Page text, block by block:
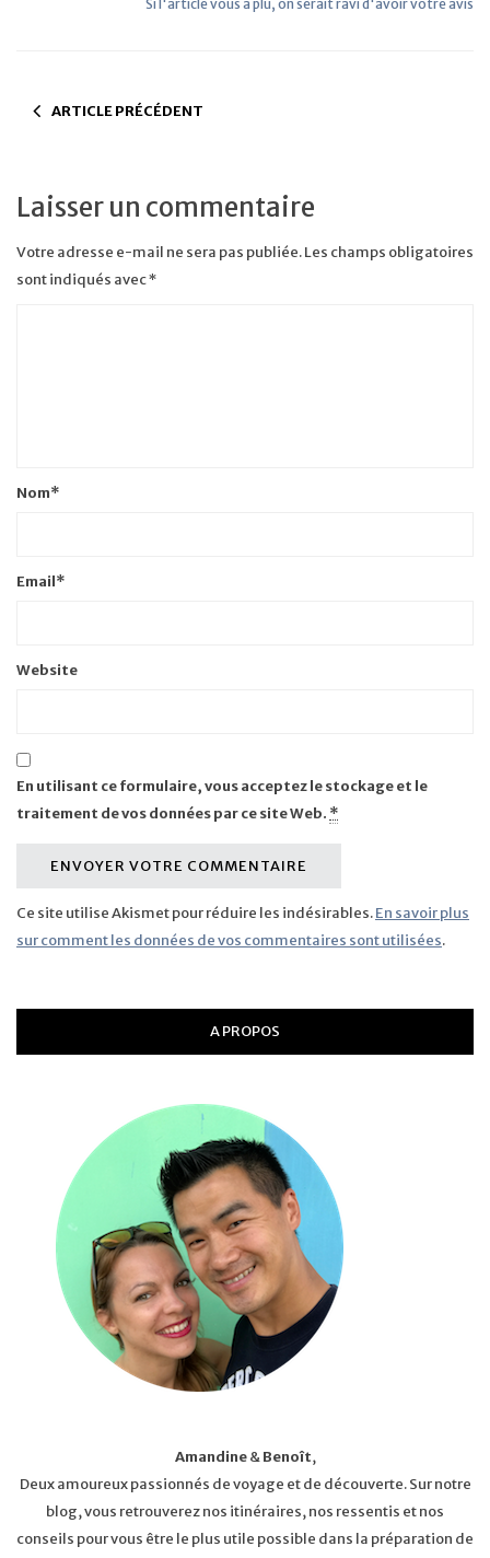
Si l'article vous a plu, on serait ravi d'avoir votre avis
ARTICLE PRÉCÉDENT
Laisser un commentaire
Votre adresse e-mail ne sera pas publiée.Les champs obligatoires
sont indiqués avec*
Nom*
Email*
Website
En utilisant ce formulaire, vous acceptez le stockage et le
traitement de vos données par ce site Web. *
Ce site utilise Akismet pour réduire les indésirables.En savoir plus
sur comment les données de vos commentaires sont utilisées.
A PROPOS
Amandine&Benoît,
Deux amoureux passionnés de voyage et de découverte. Sur notre
blog, vous retrouverez nos itinéraires, nos ressentis et nos
conseils pour vous être le plus utile possible dans la préparation de